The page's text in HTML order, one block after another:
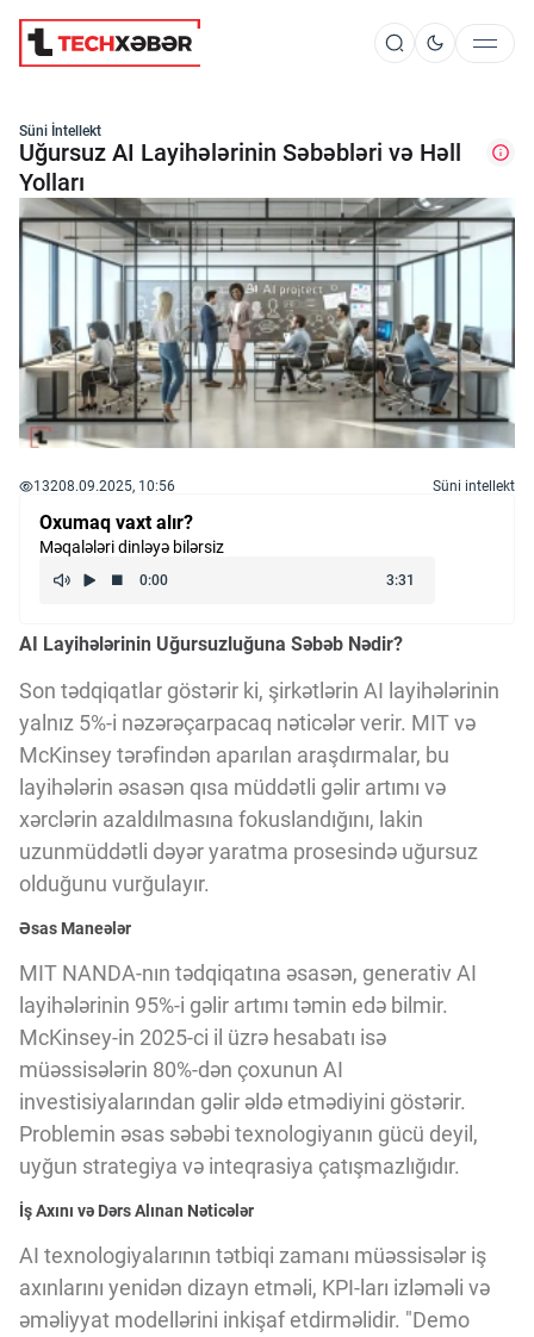
Süni İntellekt
Elm və Kosmos
Texnoloji İnkişaf
İnnovasiya və Startaplar
Robot və Cihazlar
Kriptovalyuta
ÇƏRƏZLƏR SİYASƏTİ
İSTIFADƏ ŞƏRTLƏRİ
MƏXFİLİK SİYASƏTİ
Vizyoner Baxışı
Innovasiya Bələdçisi
Gələcəyin Təhlili
Podkastlar
Süni İntellekt
Uğursuz AI Layihələrinin Səbəbləri və Həll
Yolları
13208.09.2025, 10:56 Süni intellekt
Oxumaq vaxt alır?
Məqalələri dinləyə bilərsiz
AI Layihələrinin Uğursuzluğuna Səbəb Nədir?
Son tədqiqatlar göstərir ki, şirkətlərin AI layihələrinin
yalnız 5%-i nəzərəçarpacaq nəticələr verir. MIT və
McKinsey tərəfindən aparılan araşdırmalar, bu
layihələrin əsasən qısa müddətli gəlir artımı və
xərclərin azaldılmasına fokuslandığını, lakin
uzunmüddətli dəyər yaratma prosesində uğursuz
olduğunu vurğulayır.
Əsas Maneələr
MIT NANDA-nın tədqiqatına əsasən, generativ AI
layihələrinin 95%-i gəlir artımı təmin edə bilmir.
McKinsey-in 2025-ci il üzrə hesabatı isə
müəssisələrin 80%-dən çoxunun AI
investisiyalarından gəlir əldə etmədiyini göstərir.
Problemin əsas səbəbi texnologiyanın gücü deyil,
uyğun strategiya və inteqrasiya çatışmazlığıdır.
İş Axını və Dərs Alınan Nəticələr
AI texnologiyalarının tətbiqi zamanı müəssisələr iş
axınlarını yenidən dizayn etməli, KPI-ları izləməli və
əməliyyat modellərini inkişaf etdirməlidir. "Demo